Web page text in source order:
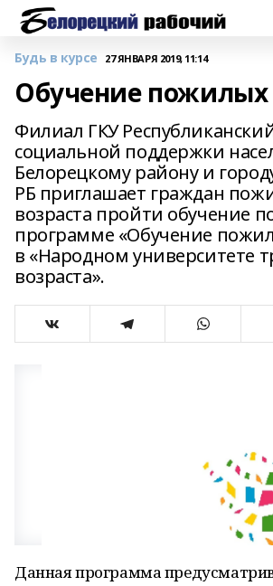
Будь в курсе 27 ЯНВАРЯ 2019, 11:14
Обучение
Филиал ГКУ
социальной поддержки
Белорецкому району и
РБ приглашает граждан
возраста пройти обучение
программе «Обучение
в «Народном университете
возраста».
Данная программа